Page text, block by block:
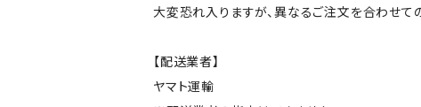
大変恐れ入りますが、異なるご注文を合わせて
【配送業者】
ヤマト運輸